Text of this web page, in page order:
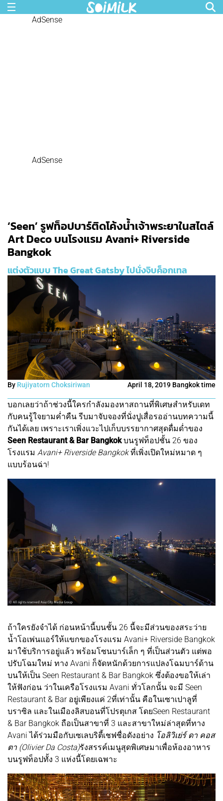
AdSense
AdSense
‘Seen’ รูฟท็อปบาร์ติดโค้งน้ำเจ้าพระยาในสไตล์
Art Deco บนโรงแรม Avani+ Riverside
Bangkok
แต่งตัวแบบ The Great Gatsby ไปนั่งจิบค็อกเทล
By Rujiyatorn Choksiriwan April 18, 2019 Bangkok time
บอกเลยว่าถ้าช่วงนี้ใครกำลังมองหาสถานที่พิเศษสำหรับเดท
กับคนรู้ใจยามค่ำคืน รีบมาจับจองที่นั่งปูเสื่อรออ่านบทความนี้
กันได้เลย เพราะเราเพิ่งแวะไปเก็บบรรยากาศสุดดื่มด่ำของ
Seen Restaurant & Bar Bangkokบนรูฟท็อปชั้น 26 ของ
โรงแรม Avani+ Riverside Bangkokที่เพิ่งเปิดใหม่หมาด ๆ
แบบร้อนฉ่า!
ถ้าใครยังจำได้ ก่อนหน้านี้บนชั้น 26 นี้จะมีส่วนของสระว่าย
น้ำโอเพ่นแอร์ให้แขกของโรงแรม Avani+ Riverside Bangkok
มาใช้บริการอยู่แล้ว พร้อมโซนบาร์เล็ก ๆ ที่เป็นส่วนตัว แต่พอ
ปรับโฉมใหม่ ทาง Avani ก็จัดหนักด้วยการแปลงโฉมบาร์ด้าน
บนให้เป็น Seen Restaurant & Bar Bangkok ซึ่งต้องขอให้เล่า
ให้ฟังก่อน ว่าในเครือโรงแรม Avani ทั่วโลกนั้น จะมี Seen
Restaurant & Bar อยู่เพียงแค่ 2ที่เท่านั้น คือในเซาเปาลูที่
บราซิล และในเมืองลิสบอนที่โปรตุเกส โดยSeen Restaurant
& Bar Bangkok ถือเป็นสาขาที่ 3 และสาขาใหม่ล่าสุดที่ทาง
Avani ได้ร่วมมือกับเซเลบริตี้เชฟชื่อดังอย่าง โอลิวิเย่ร์ ดา คอส
ตา (Olivier Da Costa)รังสรรค์เมนูสุดพิเศษมาเพื่อห้องอาหาร
บนรูฟท็อปทั้ง 3 แห่งนี้โดยเฉพาะ